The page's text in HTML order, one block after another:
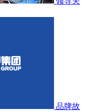
品牌故